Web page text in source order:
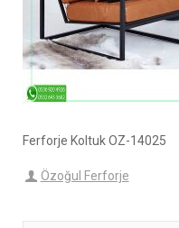
Ferforje Koltuk OZ-14025
Özoğul Ferforje